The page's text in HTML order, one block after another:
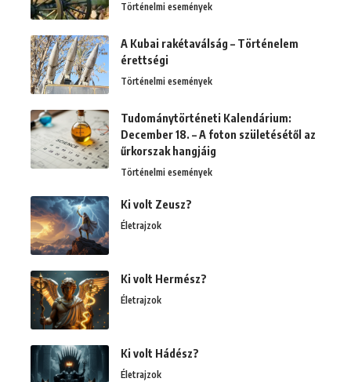
Történelmi események
A Kubai rakétaválság – Történelem
érettségi
Történelmi események
Tudománytörténeti Kalendárium:
December 18. – A foton születésétől az
űrkorszak hangjáig
Történelmi események
Ki volt Zeusz?
Életrajzok
Ki volt Hermész?
Életrajzok
Ki volt Hádész?
Életrajzok